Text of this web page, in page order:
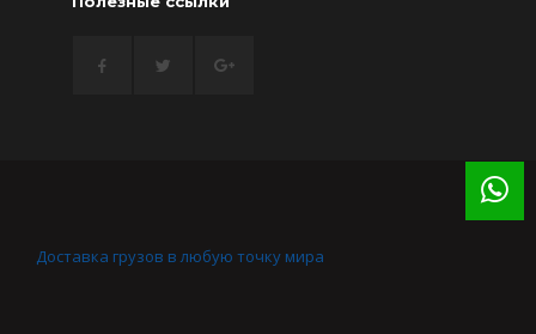
Доставка грузов в любую точку мира